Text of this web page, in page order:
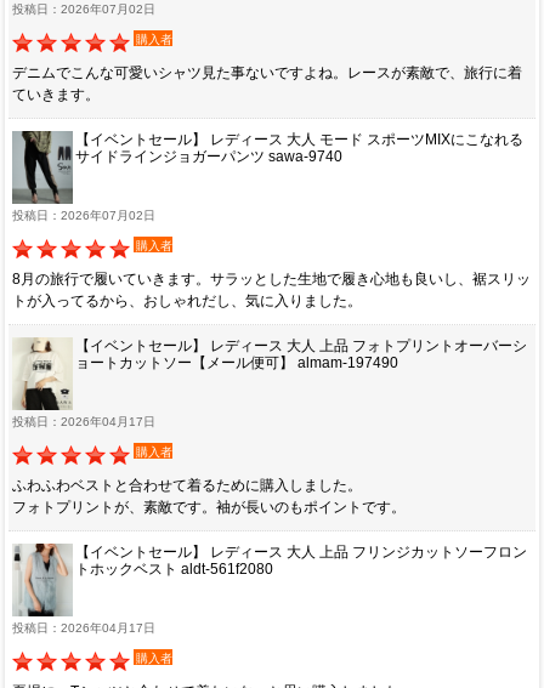
投稿日：2026年07月02日
購入者
デニムでこんな可愛いシャツ見た事ないですよね。レースが素敵で、旅行に着
ていきます。
【イベントセール】 レディース 大人 モード スポーツMIXにこなれる
サイドラインジョガーパンツ sawa-9740
投稿日：2026年07月02日
購入者
8月の旅行で履いていきます。サラッとした生地で履き心地も良いし、裾スリッ
トが入ってるから、おしゃれだし、気に入りました。
【イベントセール】 レディース 大人 上品 フォトプリントオーバーシ
ョートカットソー【メール便可】 almam-197490
投稿日：2026年04月17日
購入者
ふわふわベストと合わせて着るために購入しました。
フォトプリントが、素敵です。袖が長いのもポイントです。
【イベントセール】 レディース 大人 上品 フリンジカットソーフロン
トホックベスト aldt-561f2080
投稿日：2026年04月17日
購入者